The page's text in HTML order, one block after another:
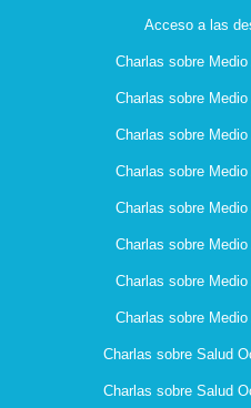
Acceso a las
Charlas sobre
Charlas sobre
Charlas sobre
Charlas sobre
Charlas sobre
Charlas sobre
Charlas sobre
Charlas sobre
Charlas sobre Salud
Charlas sobre Salud